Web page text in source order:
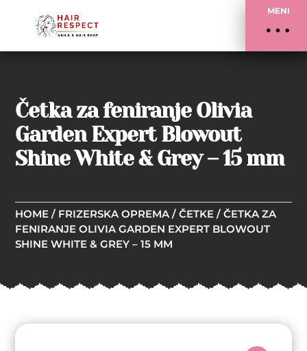
MENI
Četka za feniranje Olivia
Garden Expert Blowout
Shine White & Grey – 15 mm
HOME / FRIZERSKA OPREMA /ČETKE / ČETKA ZA
FENIRANJE OLIVIA GARDEN EXPERT BLOWOUT
SHINE WHITE & GREY – 15 MM